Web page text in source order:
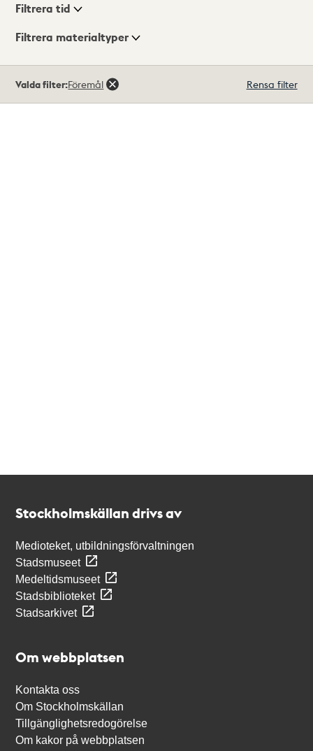
Visningsläge
Filtrera tid
Filtrera materialtyper
träffar
Valda filter:Föremål Rensa filter
Stockholmskällan drivs av
Medioteket, utbildningsförvaltningen
Stadsmuseet
Medeltidsmuseet
Stadsbiblioteket
Stadsarkivet
Om webbplatsen
Kontakta oss
Om Stockholmskällan
Tillgänglighetsredogörelse
Om kakor på webbplatsen